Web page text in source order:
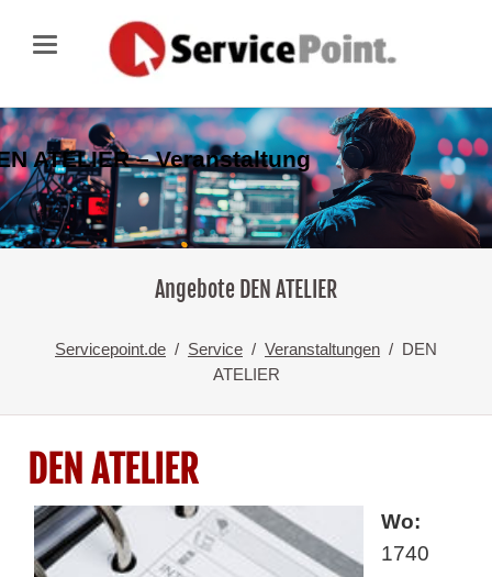
ATELIER – Veranstaltung
Angebote DEN ATELIER
Servicepoint.de Service Veranstaltungen
DEN
ATELIER
DEN ATELIER
Wo:
1740